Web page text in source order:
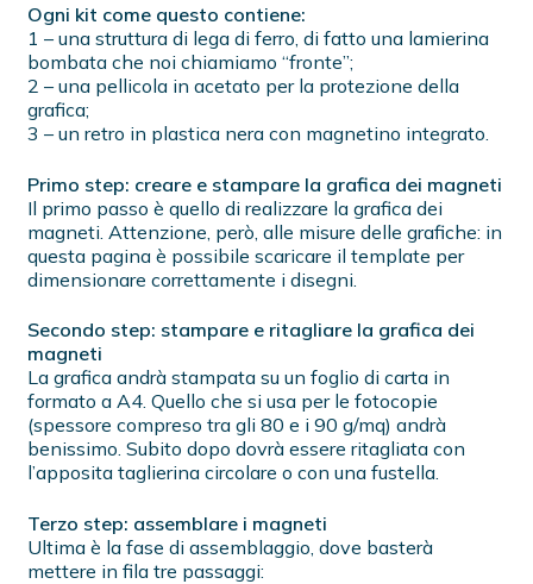
Ogni kit come questo contiene:
1 – una struttura di lega di ferro, di fatto una lamierina
bombata che noi chiamiamo “fronte”;
2 – una pellicola in acetato per la protezione della
grafica;
3 – un retro in plastica nera con magnetino integrato.
Primo step: creare e stampare la grafica dei magneti
Il primo passo è quello di realizzare la grafica dei
magneti. Attenzione, però, alle misure delle grafiche: in
questa pagina è possibile scaricare il template per
dimensionare correttamente i disegni.
Secondo step: stampare e ritagliare la grafica dei
magneti
La grafica andrà stampata su un foglio di carta in
formato a A4. Quello che si usa per le fotocopie
(spessore compreso tra gli 80 e i 90 g/mq) andrà
benissimo. Subito dopo dovrà essere ritagliata con
l’apposita taglierina circolare o con una fustella.
Terzo step: assemblare i magneti
Ultima è la fase di assemblaggio, dove basterà
mettere in fila tre passaggi: